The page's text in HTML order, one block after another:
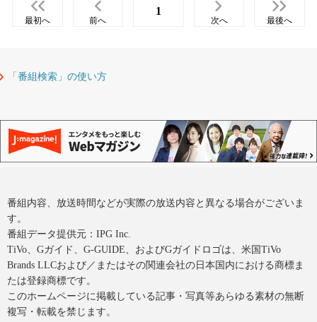
最初へ 前へ
1
次へ 最後へ
「番組検索」の使い方
番組内容、放送時間などが実際の放送内容と異なる場合がございま
す。
番組データ提供元：IPG Inc.
TiVo、Gガイド、G-GUIDE、およびGガイドロゴは、米国TiVo
Brands LLCおよび／またはその関連会社の日本国内における商標ま
たは登録商標です。
このホームページに掲載している記事・写真等あらゆる素材の無断
複写・転載を禁じます。